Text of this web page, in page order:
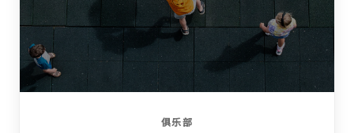
俱乐部